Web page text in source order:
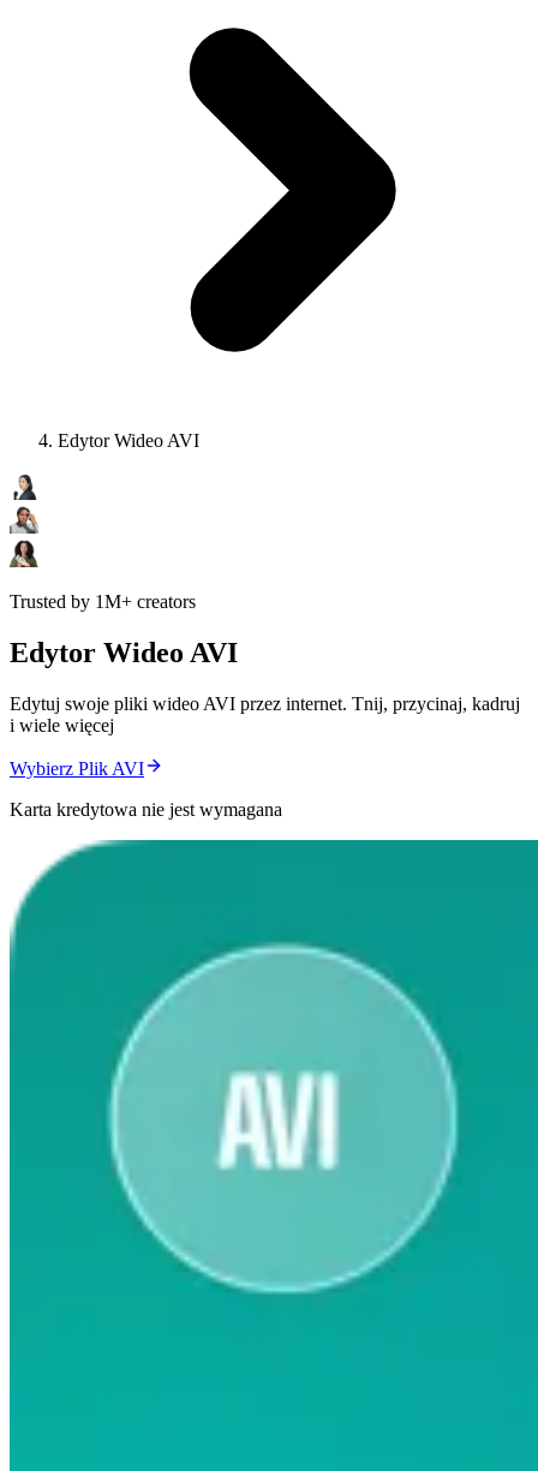
Edytor Wideo AVI
Trusted by 1M+ creators
Edytor Wideo AVI
Edytuj swoje pliki wideo AVI przez internet. Tnij, przycinaj, kadruj
i wiele więcej
Wybierz Plik AVI
Karta kredytowa nie jest wymagana